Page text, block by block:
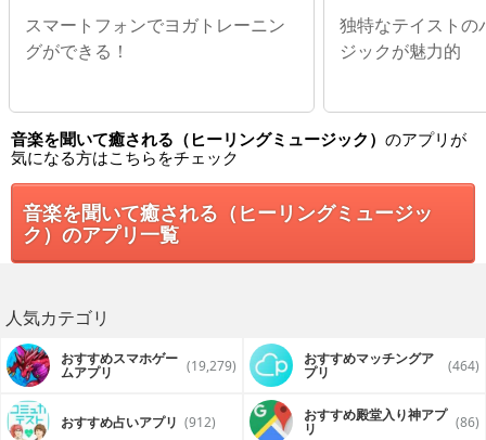
スマートフォンでヨガトレーニン
グができる！
独特なテイストの
ジックが魅力的
音楽を聞いて癒される（ヒーリングミュージック） のアプリが
気になる方はこちらをチェック
音楽を聞いて癒される（ヒーリングミュージッ
ク）のアプリ一覧
人気カテゴリ
おすすめスマホゲー
ムアプリ (19,279) おすすめマッチングア
プリ (464)
おすすめ占いアプリ (912) おすすめ殿堂入り神アプ
リ (86)